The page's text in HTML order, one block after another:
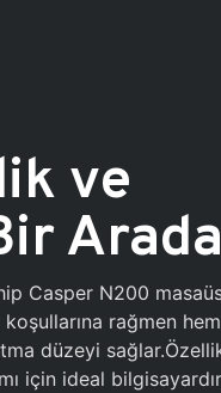
ve
Arada
Casper N200
rağmen
düzeyi
için ideal